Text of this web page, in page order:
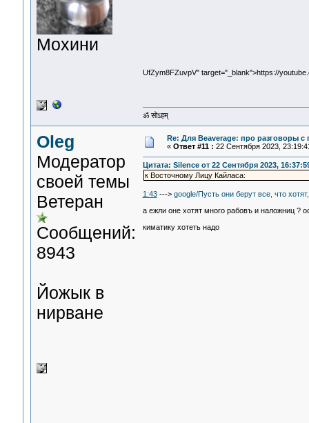
Мохини
UfZym8FZuvpV" target="_blank">https://
ॐ सोऽहम्
Oleg
Модератор
своей темы
Ветеран
Сообщений:
8943
Йожык в
нирване
Re: Для Beaverage: про разговоры с
« Ответ #11 : 22 Сентября 2023,
Цитата: Silence от 22 Сентября 2023,
к Восточному Лицу Кайласа:
1:43---> google/Пусть они берут все, что
а ежли оне хотят много рабовъ и наложниц ?
киматику хотеть надо